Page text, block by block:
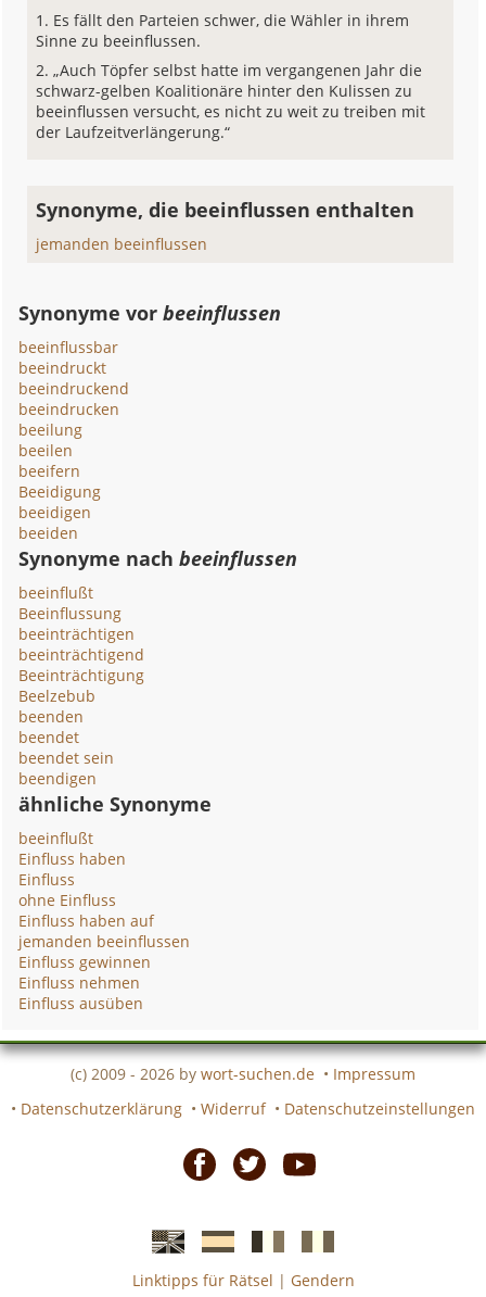
Es fällt den Parteien schwer, die Wähler in ihrem
Sinne zu beeinflussen.
„Auch Töpfer selbst hatte im vergangenen Jahr die
schwarz-gelben Koalitionäre hinter den Kulissen zu
beeinflussen versucht, es nicht zu weit zu treiben mit
der Laufzeitverlängerung.“
Synonyme, die beeinflussen enthalten
jemanden beeinflussen
Synonyme vorbeeinflussen
beeinflussbar
beeindruckt
beeindruckend
beeindrucken
beeilung
beeilen
beeifern
Beeidigung
beeidigen
beeiden
Synonyme nachbeeinflussen
beeinflußt
Beeinflussung
beeinträchtigen
beeinträchtigend
Beeinträchtigung
Beelzebub
beenden
beendet
beendet sein
beendigen
ähnliche Synonyme
beeinflußt
Einfluss haben
Einfluss
ohne Einfluss
Einfluss haben auf
jemanden beeinflussen
Einfluss gewinnen
Einfluss nehmen
Einfluss ausüben
(c) 2009 - 2026 by wort-suchen.de • Impressum
• Datenschutzerklärung • Widerruf • Datenschutzeinstellungen
EnglischeSpanischefranzösicheitalienische
Linktipps für Rätsel | Gendern